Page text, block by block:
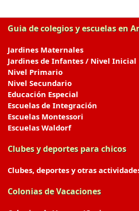
Guia de colegios y escuelas en
Jardines Maternales
Jardines de Infantes / Nivel Inicial
Nivel Primario
Nivel Secundario
Educación Especial
Escuelas de Integración
Escuelas Montessori
Escuelas Waldorf
Clubes y deportes para chicos
Clubes, deportes y otras
Colonias de Vacaciones